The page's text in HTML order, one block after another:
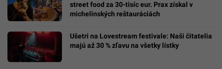
street food za 30-tisíc eur. Prax získal v
michelinských reštauráciách
Ušetri na Lovestream festivale: Naši čitatelia
majú až 30 % zľavu na všetky lístky